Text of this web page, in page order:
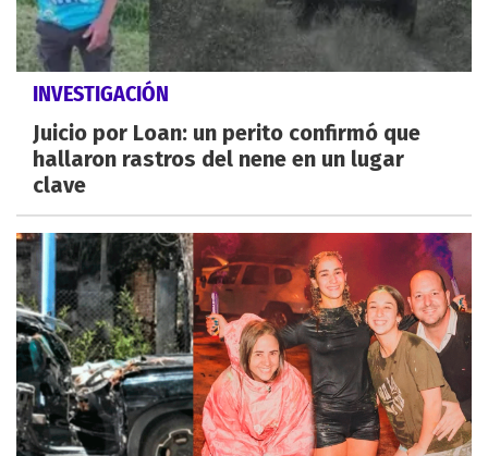
INVESTIGACIÓN
Juicio por Loan: un perito confirmó que
hallaron rastros del nene en un lugar
clave